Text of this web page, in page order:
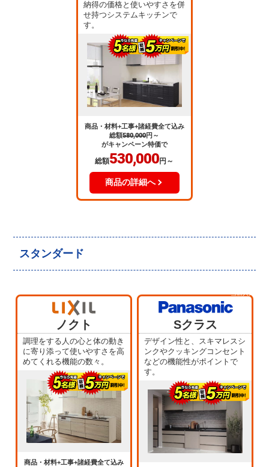
納得の価格と使いやすさを併
せ持つシステムキッチンで
す。
商品・材料+工事+諸経費全て込み
総額580,000円～
がキャンペーン特価で
総額530,000円～
商品の詳細へ
スタンダード
ノクト
調理をする人の心と体の動き
に寄り添って使いやすさを高
めてくれる機能の数々。
商品・材料+工事+諸経費全て込み
Sクラス
デザイン性と、スキマレスシ
ンクやクッキングコンセント
などの機能性がポイントで
す。